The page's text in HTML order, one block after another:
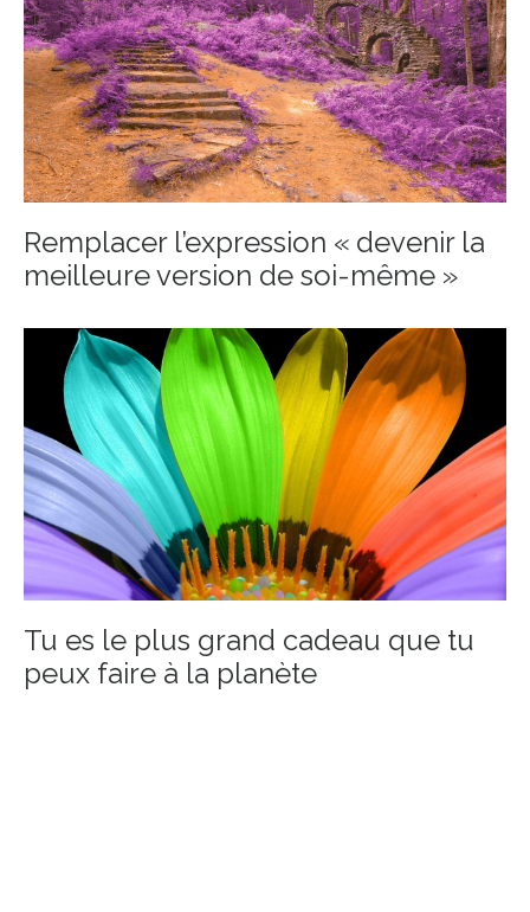
Remplacer l’expression « devenir la
meilleure version de soi-même »
Tu es le plus grand cadeau que tu
peux faire à la planète